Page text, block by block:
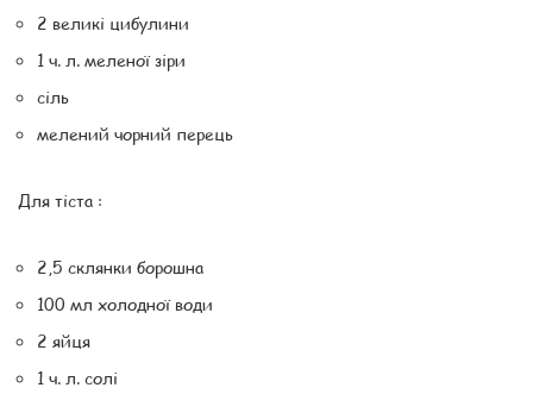
2 великі цибулини
1 ч. л. меленої зіри
сіль
мелений чорний перець
Для тіста :
2,5 склянки борошна
100 мл холодної води
2 яйця
1 ч. л. солі